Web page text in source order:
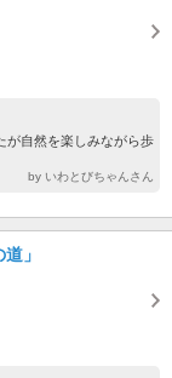
が自然を楽しみながら歩
by いわとびちゃんさん
」